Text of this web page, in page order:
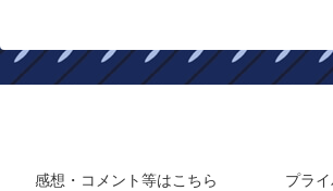
感想・コメント等はこちら プラ